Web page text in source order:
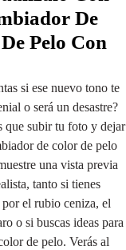
De
Pelo Con
si ese nuevo tono te
o será un desastre?
que subir tu foto y dejar
de color de pelo
una vista previa
tanto si tienes
el rubio ceniza, el
o si buscas ideas para
de pelo. Verás al